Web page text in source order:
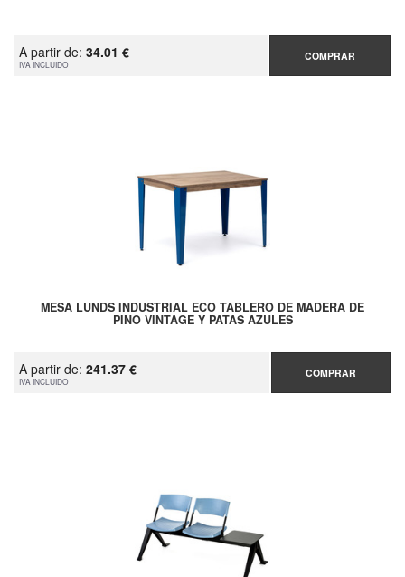
A partir de: 34.01 €
IVA INCLUIDO
COMPRAR
MESA LUNDS INDUSTRIAL ECO TABLERO DE MADERA DE
PINO VINTAGE Y PATAS AZULES
A partir de: 241.37 €
IVA INCLUIDO
COMPRAR